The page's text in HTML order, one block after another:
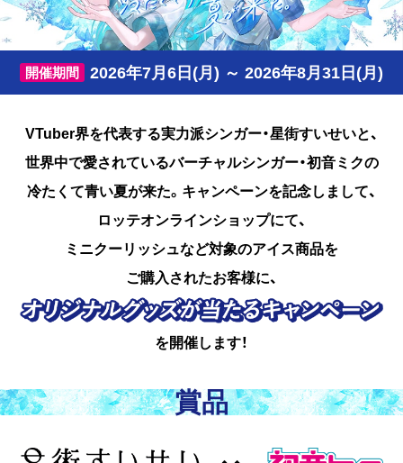
開催期間 2026年7月6日(月) ～ 2026年8月31日(月)
VTuber界を代表する実力派シンガー・星街すいせいと、
世界中で愛されているバーチャルシンガー・初音ミクの
冷たくて青い夏が来た。キャンペーンを記念しまして、
ロッテオンラインショップにて、
ミニクーリッシュなど対象のアイス商品を
ご購入されたお客様に、
を開催します！
賞品